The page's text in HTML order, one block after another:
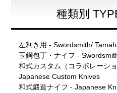
種類別
左利き用 - Swordsmith/
玉鋼包丁・ナイフ -
和式カスタム（コラボレーシ
Japanese Custom Knives
和式鍛造ナイフ - Japanese